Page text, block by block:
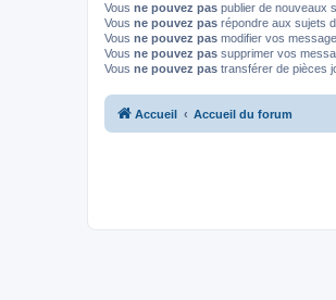
Vous ne pouvez pas publier de nouveaux
Vous ne pouvez pas répondre aux sujets
Vous ne pouvez pas modifier vos
Vous ne pouvez pas supprimer vos
Vous ne pouvez pas transférer de pièces
Accueil Accueil du forum